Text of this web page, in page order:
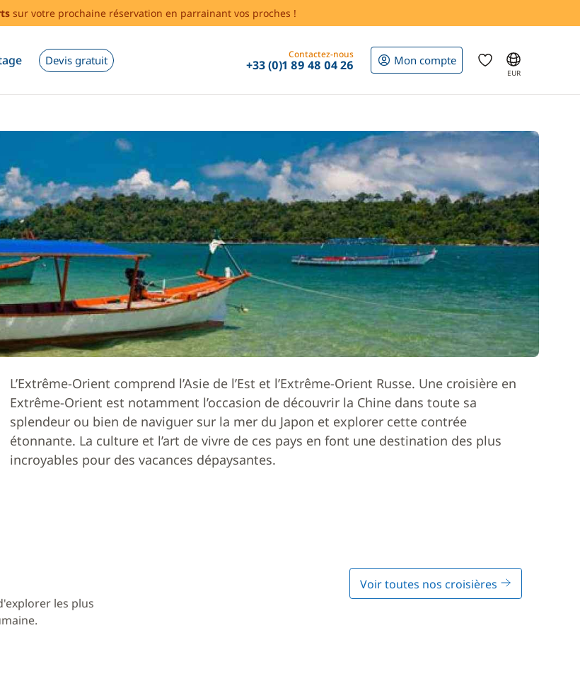
sur votre prochaine réservation en parrainant vos proches !
Devis gratuit Contactez-nous
+33 (0)1 89 48 04 26 Mon compte
EUR
L’Extrême-Orient comprend l’Asie de l’Est et l’Extrême-Orient Russe. Une croisière en
Extrême-Orient est notamment l’occasion de découvrir la Chine dans toute sa
splendeur ou bien de naviguer sur la mer du Japon et explorer cette contrée
étonnante. La culture et l’art de vivre de ces pays en font une destination des plus
incroyables pour des vacances dépaysantes.
les plus
Voir toutes nos croisières